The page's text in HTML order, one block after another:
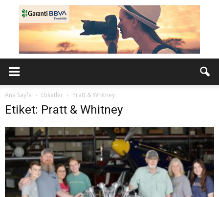
Ana Sayfa Etiketler Pratt & Whitney
Etiket: Pratt & Whitney